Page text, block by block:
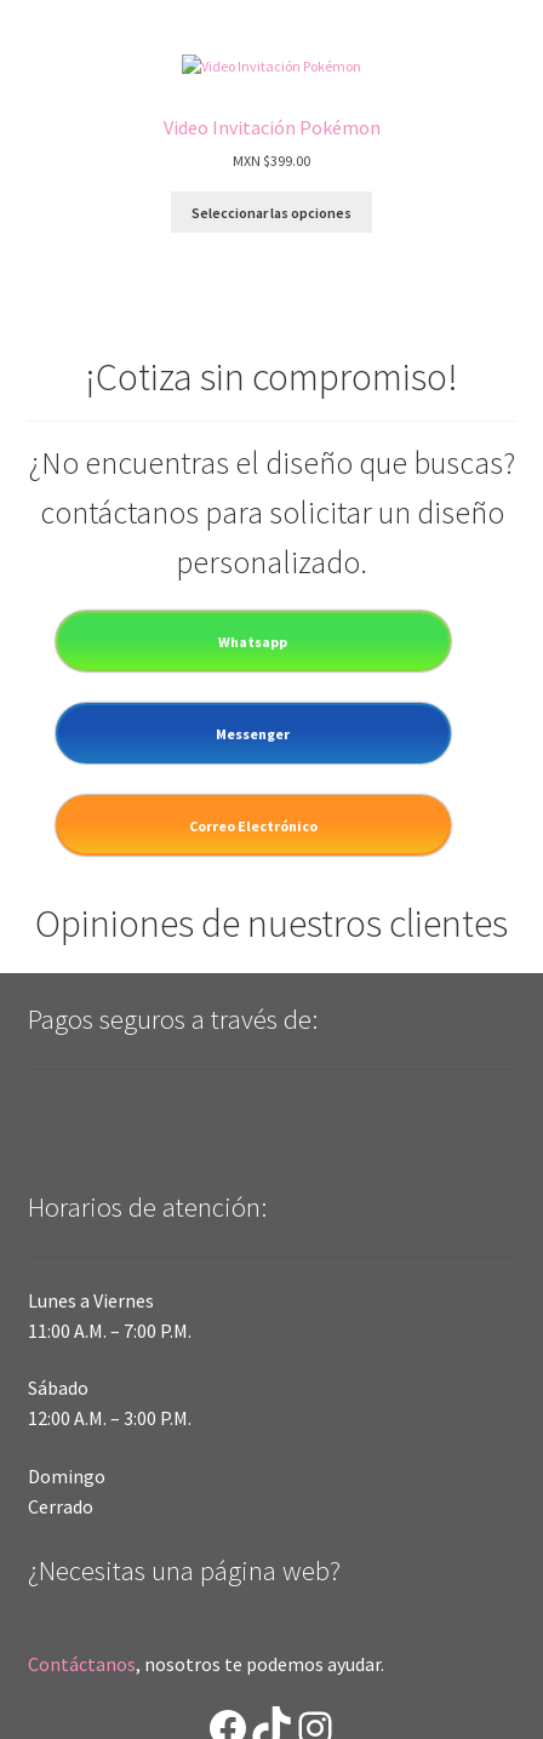
Video Invitación Pokémon
MXN $399.00
Seleccionar las opciones
¡Cotiza sin compromiso!
¿No encuentras el diseño que buscas?
contáctanos para solicitar un diseño
personalizado.
Whatsapp
Messenger
Correo Electrónico
Opiniones de nuestros clientes
Pagos seguros a través de:
Horarios de atención:
Lunes a Viernes
11:00 A.M. – 7:00 P.M.
Sábado
12:00 A.M. – 3:00 P.M.
Domingo
Cerrado
¿Necesitas una página web?
Contáctanos, nosotros te podemos ayudar.
Facebook
TikTokInstagram